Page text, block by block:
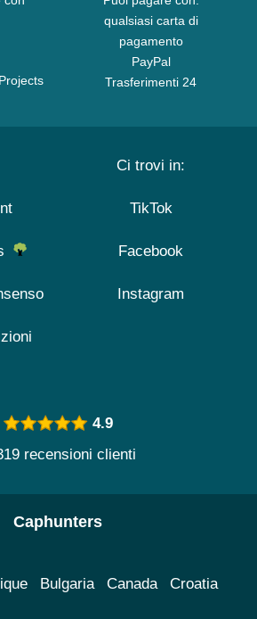
qualsiasi carta di
pagamento
PayPal
Trasferimenti 24
Ci trovi in:
TikTok
Facebook
Instagram
4.9
recensioni clienti
Caphunters
Bulgaria Canada Croatia